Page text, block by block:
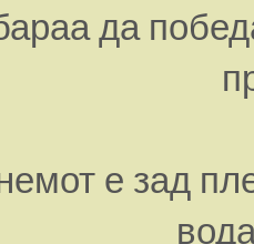
да
е зад